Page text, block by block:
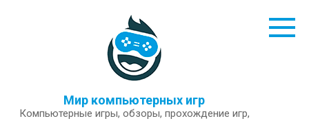
Мир компьютерных игр
Компьютерные игры, обзоры, прохождение игр,